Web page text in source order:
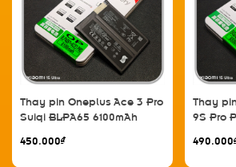
Thay pin Oneplus Ace 3 Pro
Suiqi BLPA65 6100mAh
450.000₫
Thay
9S Pro